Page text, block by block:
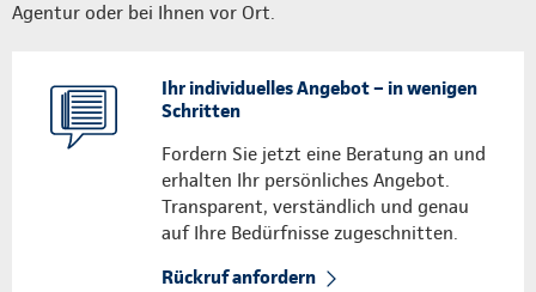
Agentur oder bei Ihnen vor Ort.
Ihr individuelles Angebot – in wenigen
Schritten
Fordern Sie jetzt eine Beratung an und
erhalten Ihr persönliches Angebot.
Transparent, verständlich und genau
auf Ihre Bedürfnisse zugeschnitten.
Rückruf anfordern